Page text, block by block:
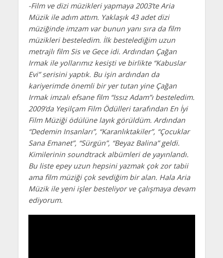
-Film ve dizi müzikleri yapmaya 2003’te Aria
Müzik ile adım attım. Yaklaşık 43 adet dizi
müziğinde imzam var bunun yanı sıra da film
müzikleri besteledim. İlk bestelediğim uzun
metrajlı film Sis ve Gece idi. Ardından Çağan
Irmak ile yollarımız kesişti ve birlikte “Kabuslar
Evi” serisini yaptık. Bu işin ardından da
kariyerimde önemli bir yer tutan yine Çağan
Irmak imzalı efsane film “Issız Adam”ı besteledim.
2009’da Yeşilçam Film Ödülleri tarafından En İyi
Film Müziği ödülüne layık görüldüm. Ardından
“Dedemin Insanları”, “Karanlıktakiler”, “Çocuklar
Sana Emanet”, “Sürgün”, “Beyaz Balina” geldi.
Kimilerinin soundtrack albümleri de yayınlandı.
Bu liste epey uzun hepsini yazmak çok zor tabii
ama film müziği çok sevdiğim bir alan. Hala Aria
Müzik ile yeni işler besteliyor ve çalışmaya devam
ediyorum.